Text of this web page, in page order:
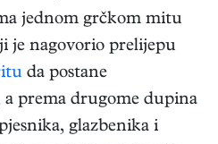
jednom grčkom mitu
je nagovorio prelijepu
da postane
a prema drugome dupina
glazbenika i